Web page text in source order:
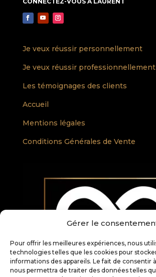
Gérer le
Pour offrir les meilleures expériences, nous
technologies telles que les cookies pour
informations des appareils. Le fait de consentir
nous permettra de traiter des données telles
Je veux réussir personnellement
Je veux réussir professionnellement
Les témoignages des clients
Accueil
Mentions légales
Conditions Générales de Vente